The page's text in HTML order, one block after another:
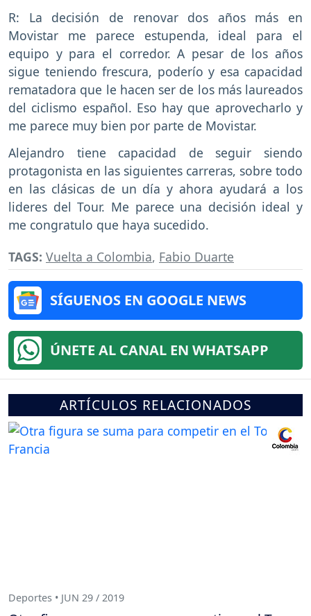
R: La decisión de renovar dos años más en
Movistar me parece estupenda, ideal para el
equipo y para el corredor. A pesar de los años
sigue teniendo frescura, poderío y esa capacidad
rematadora que le hacen ser de los más laureados
del ciclismo español. Eso hay que aprovecharlo y
me parece muy bien por parte de Movistar.
Alejandro tiene capacidad de seguir siendo
protagonista en las siguientes carreras, sobre todo
en las clásicas de un día y ahora ayudará a los
lideres del Tour. Me parece una decisión ideal y
me congratulo que haya sucedido.
TAGS: Vuelta a Colombia, Fabio Duarte
SÍGUENOS EN GOOGLE NEWS
ÚNETE AL CANAL EN WHATSAPP
ARTÍCULOS RELACIONADOS
Deportes • JUN 29 / 2019